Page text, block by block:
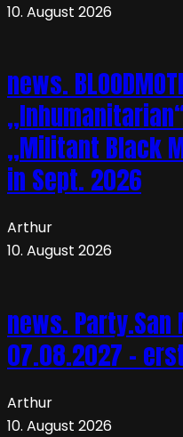
10. August 2026
news.
„Militant Black
in Sept. 2026
Arthur
10. August 2026
news. Party.San
07.08.2027 –
Arthur
10. August 2026